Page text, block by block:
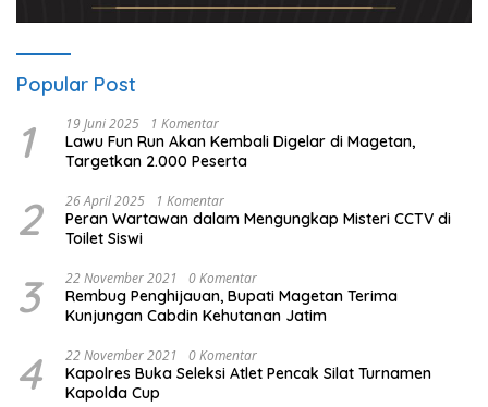
Popular Post
1 19 Juni 2025 1 Komentar
Lawu Fun Run Akan Kembali Digelar di Magetan,
Targetkan 2.000 Peserta
2 26 April 2025 1 Komentar
Peran Wartawan dalam Mengungkap Misteri CCTV di
Toilet Siswi
3 22 November 2021 0 Komentar
Rembug Penghijauan, Bupati Magetan Terima
Kunjungan Cabdin Kehutanan Jatim
4 22 November 2021 0 Komentar
Kapolres Buka Seleksi Atlet Pencak Silat Turnamen
Kapolda Cup